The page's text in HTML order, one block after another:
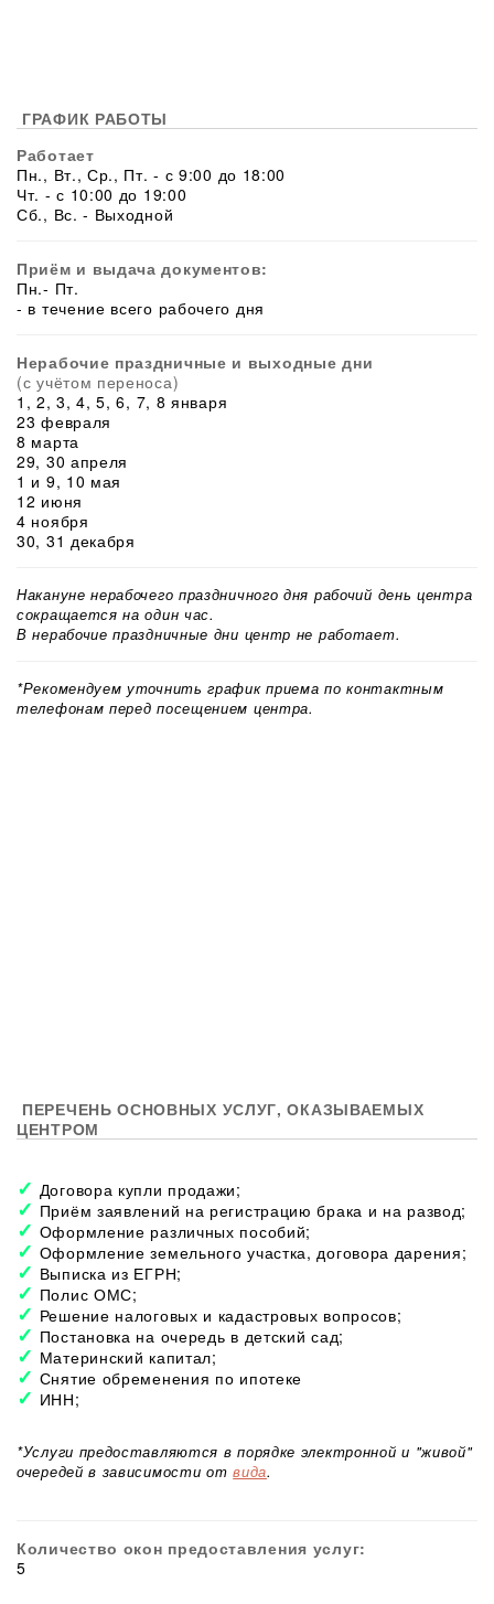
ГРАФИК РАБОТЫ
Работает
Пн., Вт., Ср., Пт. - с 9:00 до 18:00
Чт. - с 10:00 до 19:00
Сб., Вс. - Выходной
Приём и выдача документов:
Пн.- Пт.
- в течение всего рабочего дня
Нерабочие праздничные и выходные дни
(с учётом переноса)
1, 2, 3, 4, 5, 6, 7, 8 января
23 февраля
8 марта
29, 30 апреля
1 и 9, 10 мая
12 июня
4 ноября
30, 31 декабря
Накануне нерабочего праздничного дня рабочий день центра
сокращается на один час.
В нерабочие праздничные дни центр не работает.
*Рекомендуем уточнить график приема по контактным
телефонам перед посещением центра.
ПЕРЕЧЕНЬ ОСНОВНЫХ УСЛУГ, ОКАЗЫВАЕМЫХ
ЦЕНТРОМ
Договора купли продажи;
Приём заявлений на регистрацию брака и на развод;
Оформление различных пособий;
Оформление земельного участка, договора дарения;
Выписка из ЕГРН;
Полис ОМС;
Решение налоговых и кадастровых вопросов;
Постановка на очередь в детский сад;
Материнский капитал;
Снятие обременения по ипотеке
ИНН;
*Услуги предоставляются в порядке электронной и "живой"
очередей в зависимости отвида.
Количество окон предоставления услуг:
5